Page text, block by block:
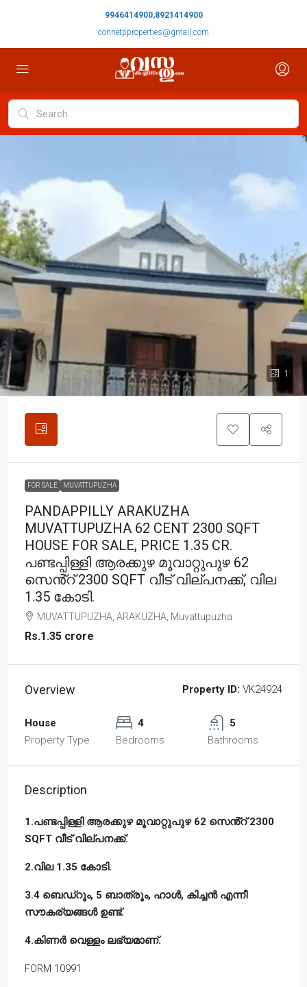
9946414900,8921414900
connetpproperties@gmail.com
1
FOR SALE MUVATTUPUZHA
PANDAPPILLY ARAKUZHA
MUVATTUPUZHA 62 CENT 2300 SQFT
HOUSE FOR SALE, PRICE 1.35 CR.
പണ്ടപ്പിള്ളി ആരക്കുഴ മൂവാറ്റുപുഴ 62
സെൻ്റ് 2300 SQFT വീട് വില്പനക്ക്, വില
1.35 കോടി.
MUVATTUPUZHA, ARAKUZHA, Muvattupuzha
Rs.1.35 crore
Overview Property ID: VK24924
House
Property Type
4
Bedrooms
5
Bathrooms
Description
1.പണ്ടപ്പിള്ളി ആരക്കുഴ മൂവാറ്റുപുഴ 62 സെൻ്റ് 2300
SQFT വീട് വില്പനക്ക്.
2.വില 1.35 കോടി.
3.4 ബെഡ്‌റൂം, 5 ബാത്രൂം, ഹാൾ, കിച്ചൻ എന്നീ
സൗകര്യങ്ങൾ ഉണ്ട്‌.
4.കിണർ വെള്ളം ലഭ്യമാണ്.
FORM 10991